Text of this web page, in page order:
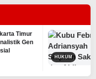
Timur
Gen
HUKUM